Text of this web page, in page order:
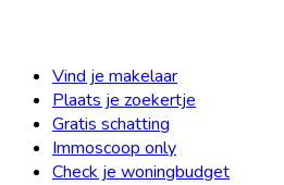
Vind je makelaar
Plaats je zoekertje
Gratis schatting
Immoscoop only
Check je woningbudget